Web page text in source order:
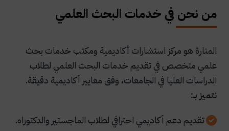
من نحن في خدمات البحث العلمي
المنارة هو مركز استشارات أكاديمية ومكتب خدمات بحث
علمي متخصص في تقديم خدمات البحث العلمي لطلاب
الدراسات العليا في الجامعات، وفق معايير أكاديمية دقيقة.
نتميز بـ:
تقديم دعم أكاديمي احترافي لطلاب الماجستير والدكتوراه.